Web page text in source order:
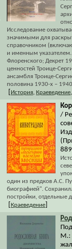
Исследование
значимыми для
справочником
и именным
Флоренского; Декрет
ценностей Троице-
ансамбля Троице-
половина 1930-х –
История, Краеведение
/
один из предков А.С.
биографией".
постройки, отдельные
Краеведение
М.: